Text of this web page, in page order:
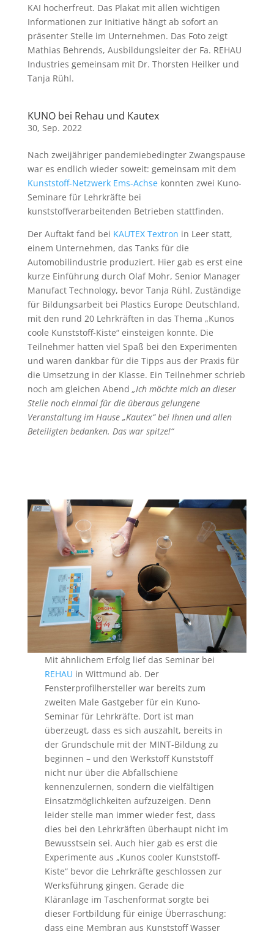
KAI hocherfreut. Das Plakat mit allen wichtigen
Informationen zur Initiative hängt ab sofort an
präsenter Stelle im Unternehmen. Das Foto zeigt
Mathias Behrends, Ausbildungsleiter der Fa. REHAU
Industries gemeinsam mit Dr. Thorsten Heilker und
Tanja Rühl.
KUNO bei Rehau und Kautex
30, Sep. 2022
Nach zweijähriger pandemiebedingter Zwangspause
war es endlich wieder soweit: gemeinsam mit dem
Kunststoff-Netzwerk Ems-Achsekonnten zwei Kuno-
Seminare für Lehrkräfte bei
kunststoffverarbeitenden Betrieben stattfinden.
Der Auftakt fand bei KAUTEX Textron in Leer statt,
einem Unternehmen, das Tanks für die
Automobilindustrie produziert. Hier gab es erst eine
kurze Einführung durch Olaf Mohr, Senior Manager
Manufact Technology, bevor Tanja Rühl, Zuständige
für Bildungsarbeit bei Plastics Europe Deutschland,
mit den rund 20 Lehrkräften in das Thema „Kunos
coole Kunststoff-Kiste“ einsteigen konnte. Die
Teilnehmer hatten viel Spaß bei den Experimenten
und waren dankbar für die Tipps aus der Praxis für
die Umsetzung in der Klasse. Ein Teilnehmer schrieb
noch am gleichen Abend „Ich möchte mich an dieser
Stelle noch einmal für die überaus gelungene
Veranstaltung im Hause „Kautex“ bei Ihnen und allen
Beteiligten bedanken. Das war spitze!“
Mit ähnlichem Erfolg lief das Seminar bei
REHAU in Wittmund ab. Der
Fensterprofilhersteller war bereits zum
zweiten Male Gastgeber für ein Kuno-
Seminar für Lehrkräfte. Dort ist man
überzeugt, dass es sich auszahlt, bereits in
der Grundschule mit der MINT-Bildung zu
beginnen – und den Werkstoff Kunststoff
nicht nur über die Abfallschiene
kennenzulernen, sondern die vielfältigen
Einsatzmöglichkeiten aufzuzeigen. Denn
leider stelle man immer wieder fest, dass
dies bei den Lehrkräften überhaupt nicht im
Bewusstsein sei. Auch hier gab es erst die
Experimente aus „Kunos cooler Kunststoff-
Kiste“ bevor die Lehrkräfte geschlossen zur
Werksführung gingen. Gerade die
Kläranlage im Taschenformat sorgte bei
dieser Fortbildung für einige Überraschung:
dass eine Membran aus Kunststoff Wasser